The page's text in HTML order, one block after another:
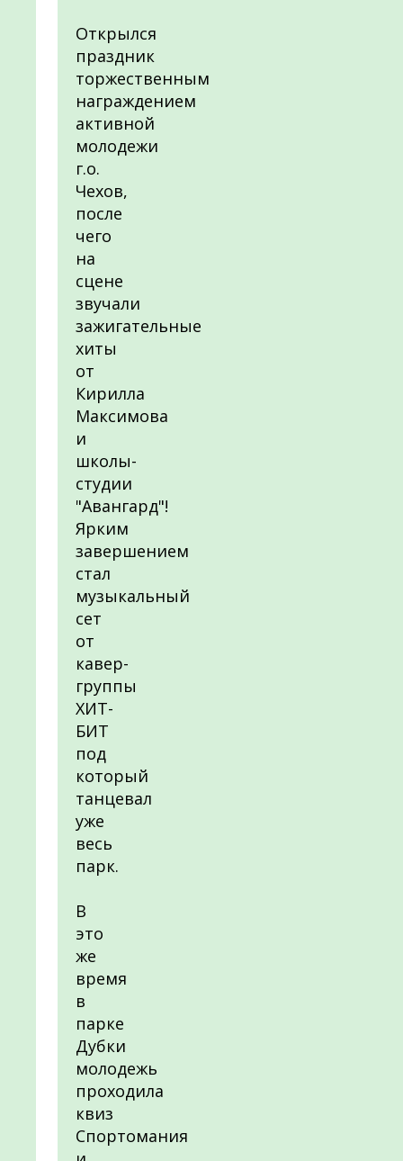
Открылся
праздник
торжественным
награждением
активной
молодежи
г.о.
Чехов,
после
чего
на
сцене
звучали
зажигательные
хиты
от
Кирилла
Максимова
и
школы-
студии
"Авангард"!
Ярким
завершением
стал
музыкальный
сет
от
кавер-
группы
ХИТ-
БИТ
под
который
танцевал
уже
весь
парк.
В
это
же
время
в
парке
Дубки
молодежь
проходила
квиз
Спортомания